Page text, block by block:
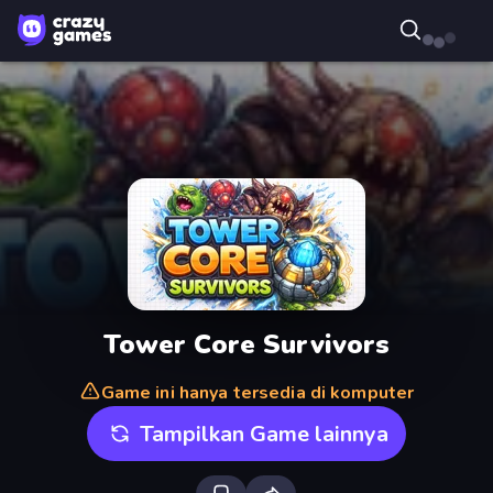
Tower Core Survivors
Game ini hanya tersedia di komputer
Tampilkan Game lainnya